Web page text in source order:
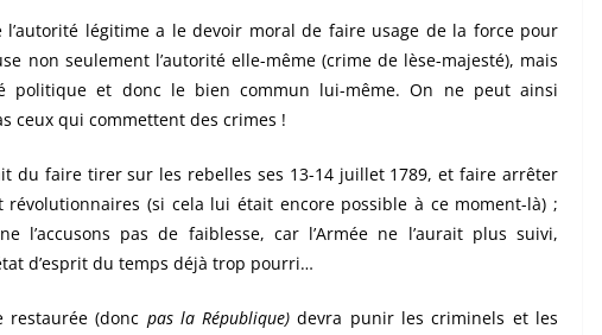
l’autorité légitime a le devoir moral de faire usage de la force pour
non seulement l’autorité elle-même (crime de lèse-majesté), mais
politique et donc le bien commun lui-même. On ne peut ainsi
ceux qui commettent des crimes !
du faire tirer sur les rebelles ses 13-14 juillet 1789, et faire arrêter
(si cela lui était encore possible à ce moment-là) ;
l’accusons pas de faiblesse, car l’Armée ne l’aurait plus suivi,
d’esprit du temps déjà trop pourri…
restaurée (donc pas la République)devra punir les criminels et les